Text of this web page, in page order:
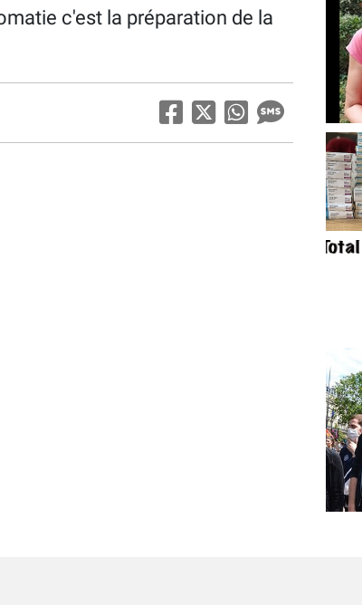
c'est la préparation de la